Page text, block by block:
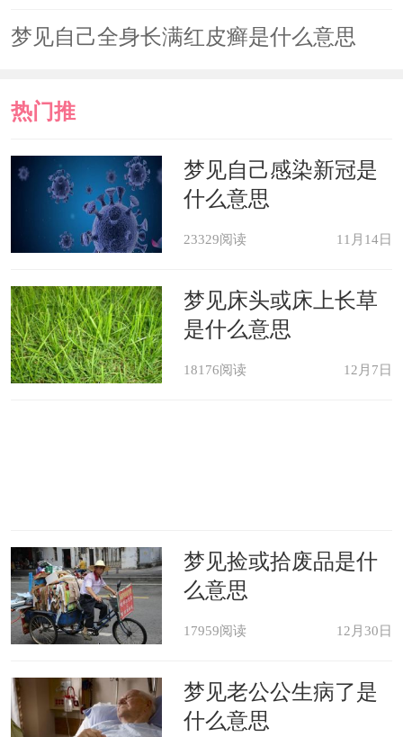
梦见自己全身长满红皮癣是什么意思
热门推
荐
梦见自己感染新冠是
什么意思
23329阅读 11月14日
梦见床头或床上长草
是什么意思
18176阅读 12月7日
梦见捡或拾废品是什
么意思
17959阅读 12月30日
梦见老公公生病了是
什么意思